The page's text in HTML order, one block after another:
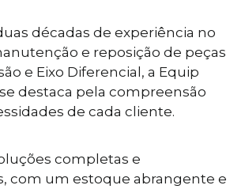
décadas de experiência no
e reposição de peças
e Eixo Diferencial, a Equip
destaca pela compreensão
de cada cliente.
completas e
com um estoque abrangente e